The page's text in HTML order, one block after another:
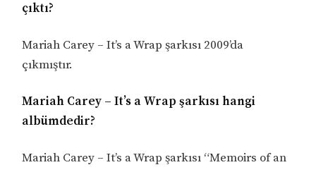
çıktı?
Mariah Carey – It’s a Wrap şarkısı 2009’da
çıkmıştır.
Mariah Carey – It’s a Wrap şarkısı hangi
albümdedir?
Mariah Carey – It’s a Wrap şarkısı “Memoirs of an